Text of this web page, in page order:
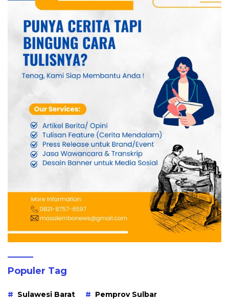
Populer Tag
Sulawesi Barat Pemprov Sulbar